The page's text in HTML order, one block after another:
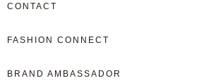
CONTACT
FASHION CONNECT
BRAND AMBASSADOR